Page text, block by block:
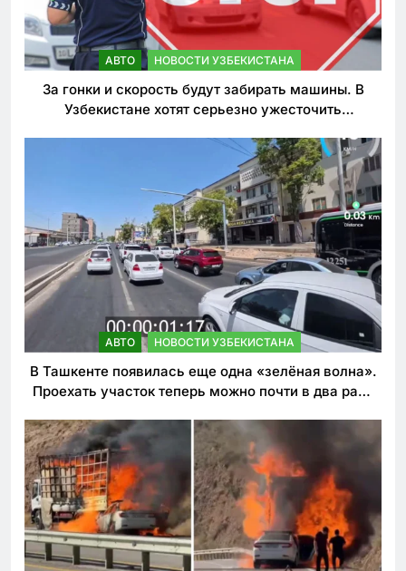
АВТО НОВОСТИ УЗБЕКИСТАНА
За гонки и скорость будут забирать машины. В
Узбекистане хотят серьезно ужесточить
АВТО НОВОСТИ УЗБЕКИСТАНА
В Ташкенте появилась еще одна «зелёная волна».
Проехать участок теперь можно почти в два раза